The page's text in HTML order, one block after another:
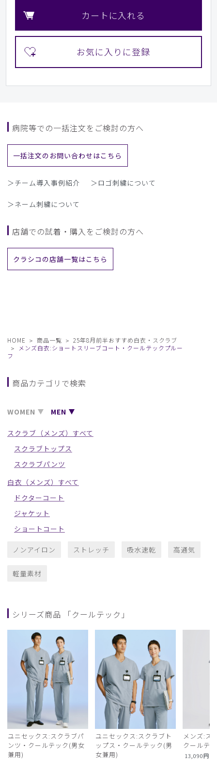
カートに入れる
病院等での一括注文をご検討の方へ
一括注文のお問い合わせはこちら
＞チーム導入事例紹介 ＞ロゴ刺繍について
＞ネーム刺繍について
店舗での試着・購入をご検討の方へ
クラシコの店舗一覧はこちら
HOME 商品一覧
25年8月前半おすすめ白衣・スクラブ
メンズ白衣:ショートスリーブコート・クールテックプルー
フ
商品カテゴリで検索
WOMEN MEN
スクラブ（メンズ）すべて
スクラブトップス
スクラブパンツ
白衣（メンズ）すべて
ドクターコート
ジャケット
ショートコート
ノンアイロン ストレッチ 吸水速乾 高通気
軽量素材
シリーズ商品 「クールテック」
ユニセックス:スクラブパ
ンツ・クールテック(男女
兼用)
ユニセックス:スクラブト
ップス・クールテック(男
女兼用)
メンズ:ス
クールテ
13,090円